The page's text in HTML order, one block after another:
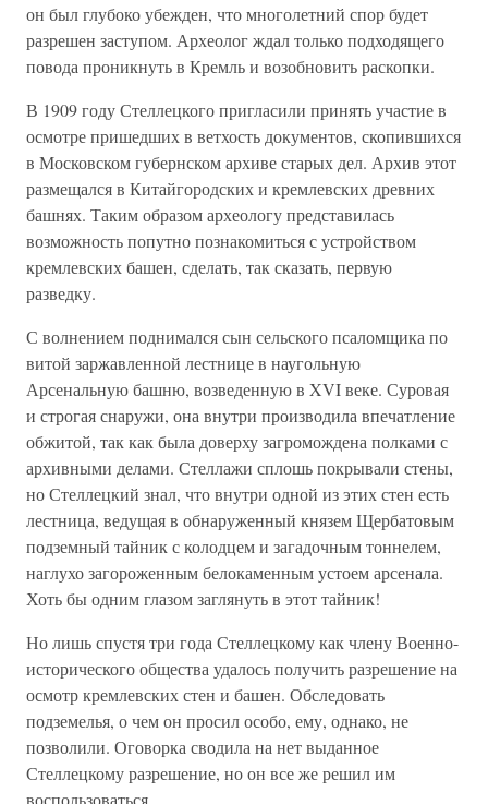
он был глубоко убежден, что многолетний спор будет
разрешен заступом. Археолог ждал только подходящего
повода проникнуть в Кремль и возобновить раскопки.
В 1909 году Стеллецкого пригласили принять участие в
осмотре пришедших в ветхость документов, скопившихся
в Московском губернском архиве старых дел. Архив этот
размещался в Китайгородских и кремлевских древних
башнях. Таким образом археологу представилась
возможность попутно познакомиться с устройством
кремлевских башен, сделать, так сказать, первую
разведку.
С волнением поднимался сын сельского псаломщика по
витой заржавленной лестнице в наугольную
Арсенальную башню, возведенную в XVI веке. Суровая
и строгая снаружи, она внутри производила впечатление
обжитой, так как была доверху загромождена полками с
архивными делами. Стеллажи сплошь покрывали стены,
но Стеллецкий знал, что внутри одной из этих стен есть
лестница, ведущая в обнаруженный князем Щербатовым
подземный тайник с колодцем и загадочным тоннелем,
наглухо загороженным белокаменным устоем арсенала.
Хоть бы одним глазом заглянуть в этот тайник!
Но лишь спустя три года Стеллецкому как члену Военно-
исторического общества удалось получить разрешение на
осмотр кремлевских стен и башен. Обследовать
подземелья, о чем он просил особо, ему, однако, не
позволили. Оговорка сводила на нет выданное
Стеллецкому разрешение, но он все же решил им
воспользоваться.